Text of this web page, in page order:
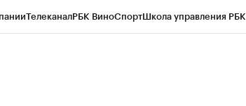
ТелеканалРБК ВиноСпортШкола управления РБК